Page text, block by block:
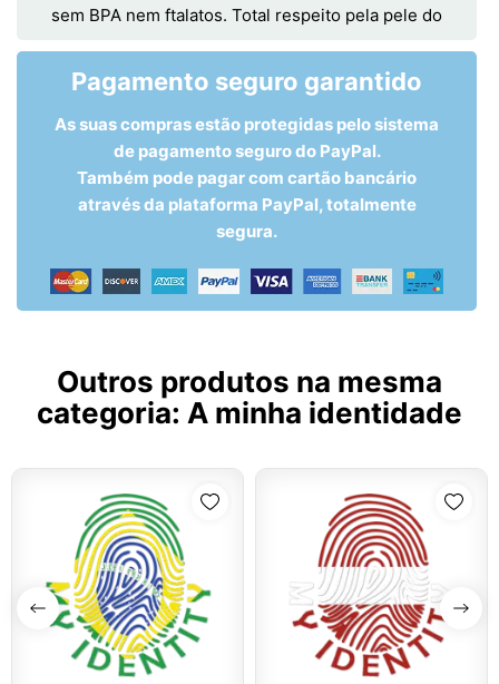
sem BPA nem ftalatos. Total respeito pela pele do
Pagamento seguro garantido
As suas compras estão protegidas pelo sistema
de pagamento seguro do PayPal.
Também pode pagar com cartão bancário
através da plataforma PayPal, totalmente
segura.
Outros produtos na mesma
categoria: A minha identidade